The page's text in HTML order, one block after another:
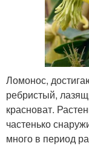
Ломонос,
ребристый,
красноват.
частенько
много в период